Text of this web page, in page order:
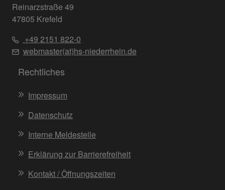
Reinarzstraße 49
47805 Krefeld
+49 2151 822-0
webmaster(at)hs-niederrhein.de
Rechtliches
Impressum
Datenschutz
Interne Meldestelle
Erklärung zur Barrierefreiheit
Kontakt / Öffnungszeiten